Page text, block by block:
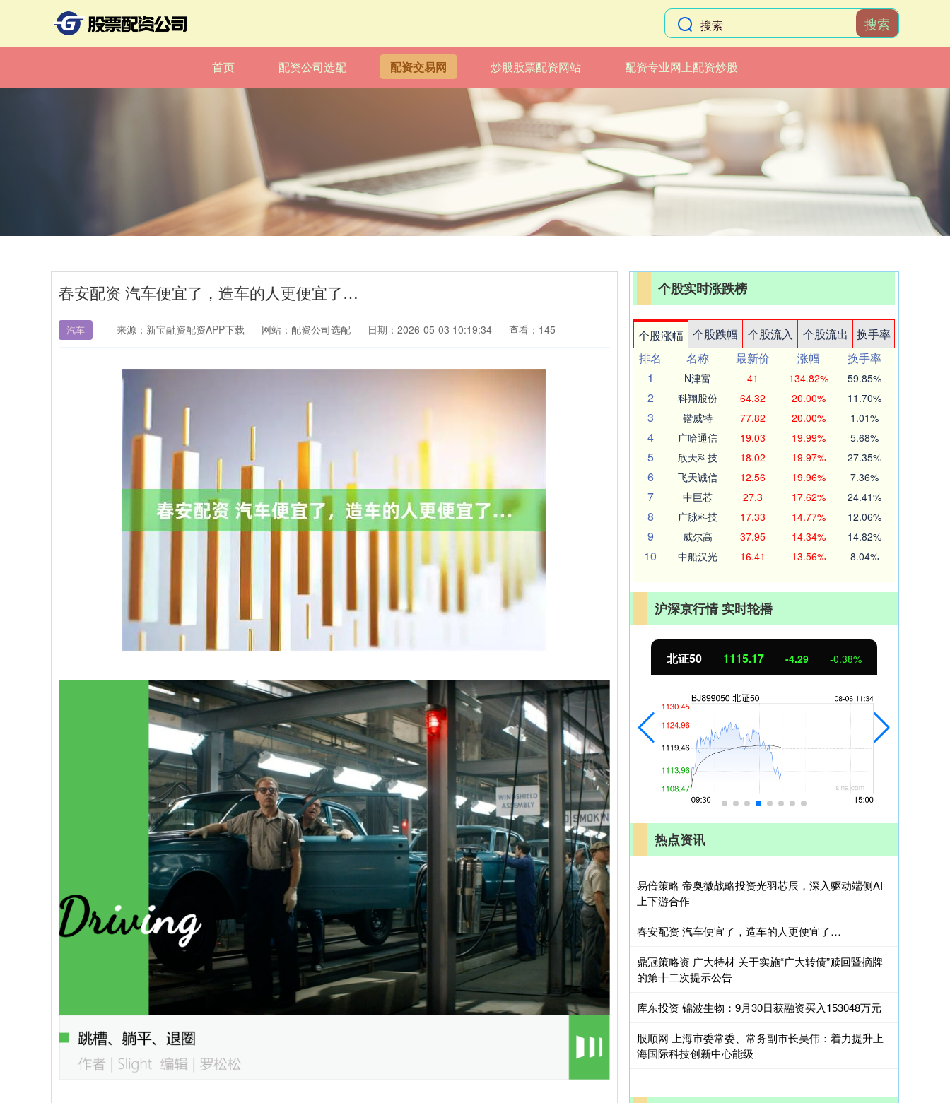
搜索
首页 配资公司选配 配资交易网 炒股股票配资网站 配资专业网上配资炒股
春安配资 汽车便宜了，造车的人更便宜了…
汽车 来源：新宝融资配资APP下载 网站：配资公司选配 日期：2026-05-03 10:19:34 查看：145
个股实时涨跌榜
个股涨幅 个股跌幅 个股流入 个股流出
换手率
排名
名称 最新价 涨幅
换手率
1
N津富 41 134.82% 59.85%
2 科翔股份 64.32 20.00% 11.70%
3 锴威特 77.82 20.00% 1.01%
4 广哈通信 19.03 19.99% 5.68%
5 欣天科技 18.02 19.97% 27.35%
6 飞天诚信 12.56 19.96% 7.36%
7 中巨芯 27.3 17.62% 24.41%
8 广脉科技 17.33 14.77% 12.06%
9 威尔高 37.95 14.34% 14.82%
10 中船汉光 16.41 13.56% 8.04%
沪深京行情 实时轮播
北证50 1115.17 -4.29 -0.38%
热点资讯
易倍策略 帝奥微战略投资光羽芯辰，深入驱动端侧AI
上下游合作
春安配资 汽车便宜了，造车的人更便宜了…
鼎冠策略资 广大特材 关于实施“广大转债”赎回暨摘牌
的第十二次提示公告
库东投资 锦波生物：9月30日获融资买入153048万元
股顺网 上海市委常委、常务副市长吴伟：着力提升上
海国际科技创新中心能级